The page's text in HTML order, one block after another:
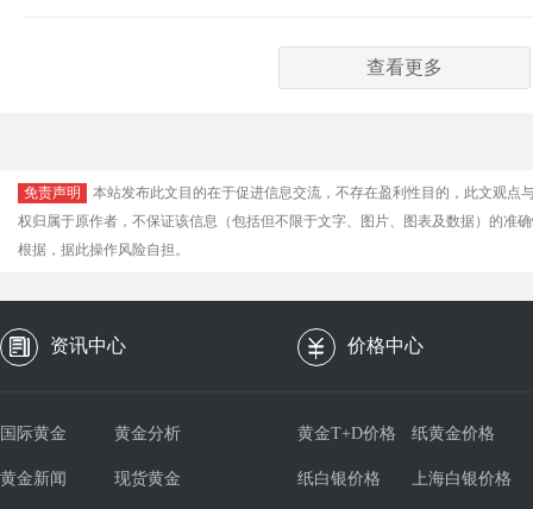
查看更多
免责声明
本站发布此文目的在于促进信息交流，不存在盈利性目的，此文观
权归属于原作者，不保证该信息（包括但不限于文字、图片、图表及数据）的准
根据，据此操作风险自担。
资讯中心 价格中心
国际黄金 黄金分析
黄金新闻 现货黄金
黄金T+D价格 纸黄金价格
纸白银价格 上海白银价格